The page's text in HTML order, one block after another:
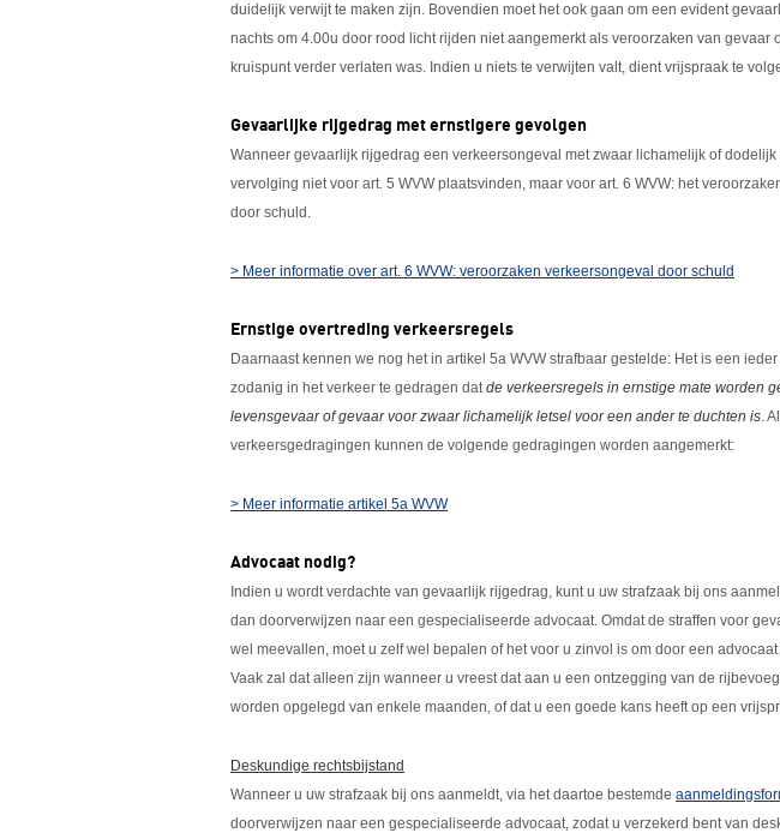
duidelijk verwijt te maken zijn. Bovendien moet het ook gaan om een evident
nachts om 4.00u door rood licht rijden niet aangemerkt als veroorzaken van gevaar
kruispunt verder verlaten was. Indien u niets te verwijten valt, dient vrijspraak te
Gevaarlijke rijgedrag met ernstigere gevolgen
Wanneer gevaarlijk rijgedrag een verkeersongeval met zwaar lichamelijk of dodelijk
vervolging niet voor art. 5 WVW plaatsvinden, maar voor art. 6 WVW: het
door schuld.
> Meer informatie over art. 6 WVW: veroorzaken verkeersongeval door schuld
Ernstige overtreding verkeersregels
Daarnaast kennen we nog het in artikel 5a WVW strafbaar gestelde: Het is een
zodanig in het verkeer te gedragen datde verkeersregels in ernstige mate worden
levensgevaar of gevaar voor zwaar lichamelijk letsel voor een ander te duchten is.
verkeersgedragingen kunnen de volgende gedragingen worden aangemerkt:
> Meer informatie artikel 5a WVW
Advocaat nodig?
Indien u wordt verdachte van gevaarlijk rijgedrag, kunt u uw strafzaak bij ons
dan doorverwijzen naar een gespecialiseerde advocaat. Omdat de straffen voor
wel meevallen, moet u zelf wel bepalen of het voor u zinvol is om door een
Vaak zal dat alleen zijn wanneer u vreest dat aan u een ontzegging van de
worden opgelegd van enkele maanden, of dat u een goede kans heeft op een
Deskundige rechtsbijstand
Wanneer u uw strafzaak bij ons aanmeldt, via het daartoe bestemde
doorverwijzen naar een gespecialiseerde advocaat, zodat u verzekerd bent van